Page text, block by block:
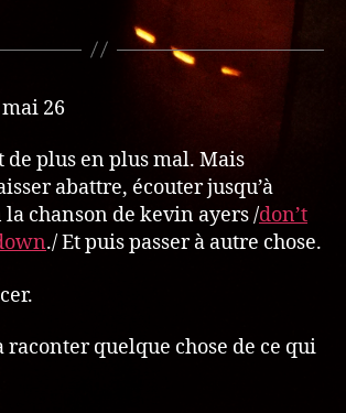
26
de plus en plus mal. Mais
abattre, écouter jusqu’à
chanson de kevin ayers /don’t
./ Et puis passer à autre chose.
raconter quelque chose de ce qui